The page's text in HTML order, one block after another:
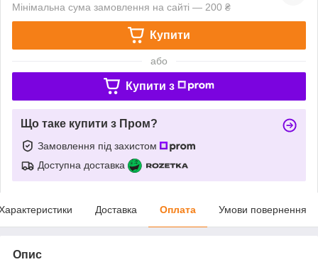
Мінімальна сума замовлення на сайті — 200 ₴
Купити
або
Купити з
Що таке купити з Пром?
Замовлення під захистом
Доступна доставка
Доставка Оплата Умови повернення
Опис